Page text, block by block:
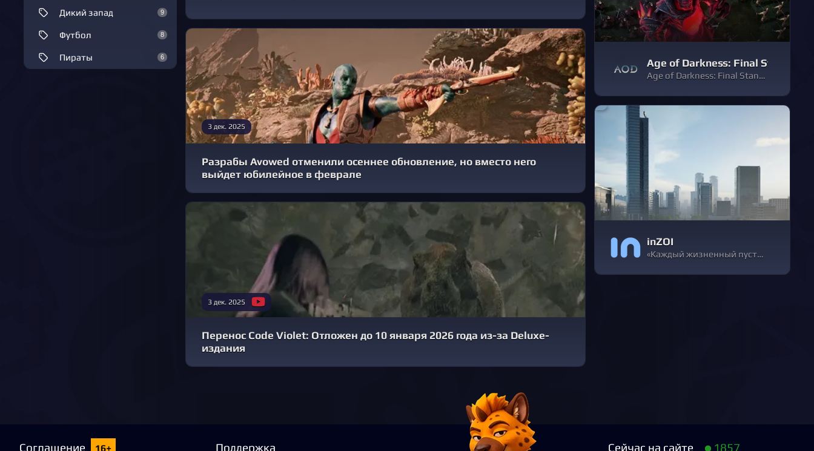
9
Дикий запад
8
Футбол
6
Пираты
3 дек. 2025
Разрабы Avowed отменили осеннее обновление, но вместо него
выйдет юбилейное в феврале
3 дек. 2025
Перенос Code Violet: Отложен до 10 января 2026 года из-за Deluxe-
издания
Age of Darkness: Final Stand
Age of Darkness: Final Stand — это стратегия в реальном времени в жанре «темное фэнтези», где вам предстоит освещать территории, строить и защищать последний оплот человечества от полчищ Кошмаров.
inZOI
«Каждый жизненный пусть — это целая история». Пишите свою уникальную историю, управляя Зои и наблюдая за их бытом. Создайте жизнь вашей мечты благодаря эффективным инструментам inZOI! Придумывайте уникальных персонажей, стройте удивительные дома, погружайтесь в полную эмоций виртуальную реальность.
Соглашение 16+ Поддержка Сейчас на сайте 1857